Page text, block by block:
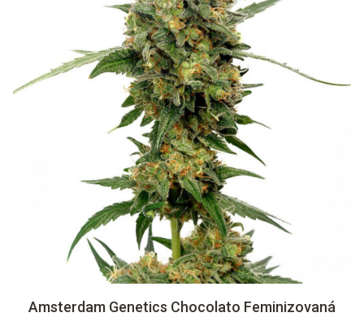
Amsterdam Genetics Chocolato Feminizovaná